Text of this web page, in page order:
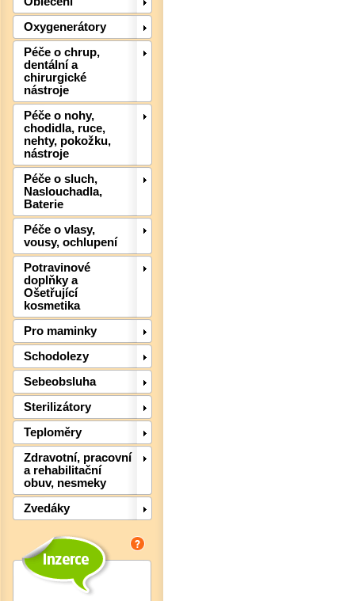
Oxygenerátory
Péče o chrup,
dentální a
chirurgické
nástroje
Péče o nohy,
chodidla, ruce,
nehty, pokožku,
nástroje
Péče o sluch,
Naslouchadla,
Baterie
Péče o vlasy,
vousy, ochlupení
Potravinové
doplňky a
Ošetřující
kosmetika
Pro maminky
Schodolezy
Sebeobsluha
Sterilizátory
Teploměry
Zdravotní, pracovní
a rehabilitační
obuv, nesmeky
Zvedáky